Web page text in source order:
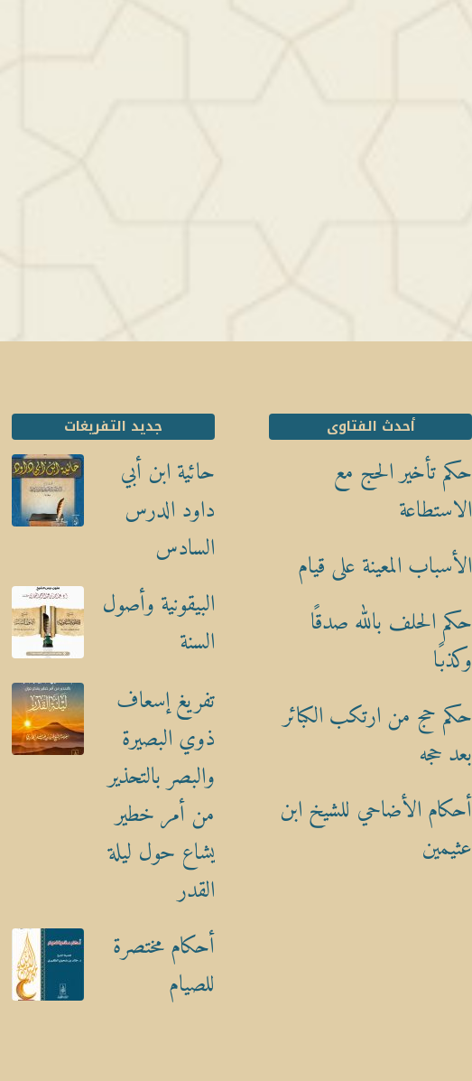
أحدث الفتاوى
حكم تأخير الحج مع
الاستطاعة
الأسباب المعينة على قيام
حكم الحلف بالله صدقًا
وكذبًا
حكم حج من ارتكب الكبائر
بعد حجه
أحكام الأضاحي للشيخ ابن
عثيمين
جديد التفريغات
حائية ابن أبي
داود الدرس
السادس
البيقونية وأصول
السنة
تفريغ إسعاف
ذوي البصيرة
والبصر بالتحذير
من أمر خطير
يشاع حول ليلة
القدر
أحكام مختصرة
للصيام